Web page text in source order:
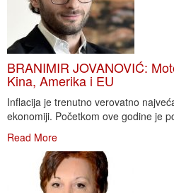
BRANIMIR JOVANOVIĆ:
Kina, Amerika i EU
Inflacija je trenutno verovatno
ekonomiji. Početkom ove godine je
Read More